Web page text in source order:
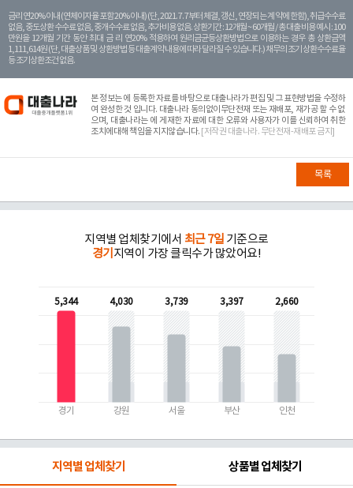
금리 연20% 이내 (연체이자율 포함 20% 이내) (단, 2021. 7. 7부터 체결, 갱신, 연장되는 계 약에 한함), 취급수수료
없음, 중도상환 수수료 없음, 중개수수료 없음, 추가비용 없음. 상환기간 : 12개월 ~ 60개월 / 총 대출 비용 예시 : 100
만원을 12개월 기간 동안 최대 금 리 연20% 적용하여 원리금균등상환방법으로 이용하는 경우 총 상환금액
1,111,614원 (단, 대출상품 및 상환방법 등 대출계약 내용에 따라 달라질 수 있습니다.) 채무의 조기 상환수수료율
등 조기상환조건 없음.
본 정보는에 등록한 자료를 바탕으로 대출나라가 편집 및 그 표현방법을 수정하
여 완성한 것 입니다. 대출나라 동의없이무단전재 또는 재배포, 재가공 할 수 없
으며, 대출나라는 에 게재한 자료에 대한 오류와 사용자가 이를 신뢰하여 취한
조치에대해 책임을 지지않습니다. [저작권 대출나라. 무단전재-재배포 금지]
목록
지역별 업체찾기에서 최근 7일 기준으로
경기 지역이 가장 클릭수가 많았어요!
5,344
경기
4,030
강원
3,739
서울
3,397
부산
2,660
인천
지역별 업체찾기 상품별 업체찾기